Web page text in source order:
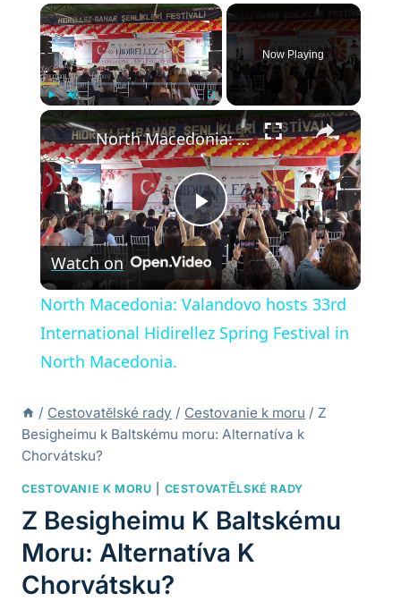
×
Play Fullscreen
Now Playing
×
Play
Video
North Macedonia: Valandovo hosts 33rd International Hidirellez Spring Festival in North Macedonia.
Watch on
North Macedonia: Valandovo hosts 33rd
International Hidirellez Spring Festival in
North Macedonia.
/ Cestovatělské rady / Cestovanie k moru / Z
Besigheimu k Baltskému moru: Alternatíva k
Chorvátsku?
CESTOVANIE K MORU CESTOVATĚLSKÉ RADY
Z Besigheimu K Baltskému
Moru: Alternatíva K
Chorvátsku?